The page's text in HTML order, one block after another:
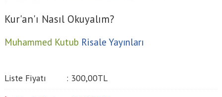
Kur'an'ı Nasıl Okuyalım?
Muhammed Kutub Risale Yayınları
Liste Fiyatı : 300,00TL